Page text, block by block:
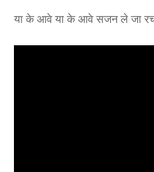
या के आवे या के आवे सजन ले जा